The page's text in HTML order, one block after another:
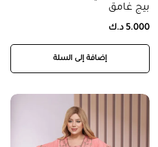
بيج غامق
5.000 د.ك
إضافة إلى السلة